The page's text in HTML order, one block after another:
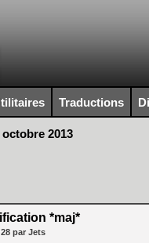
Traductions
2013
*maj*
par Jets